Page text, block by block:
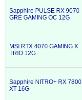
Sapphire PULSE RX 9070
GRE GAMING OC 12G
MSI RTX 4070 GAMING X
TRIO 12G
Sapphire NITRO+ RX 7800
XT 16G